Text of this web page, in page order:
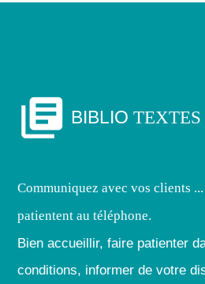
library_books BIBLIOTEXTES
Communiquez avec vos clients
patientent au téléphone.
Bien accueillir, faire patienter
conditions, informer de votre